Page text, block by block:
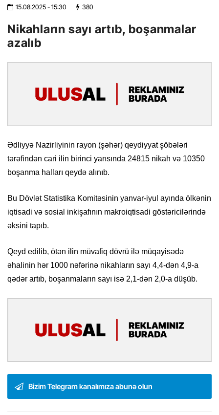
15.08.2025- 15:30 380
Nikahların sayı artıb, boşanmalar
azalıb
Ədliyyə Nazirliyinin rayon (şəhər) qeydiyyat şöbələri
tərəfindən cari ilin birinci yarısında 24815 nikah və 10350
boşanma halları qeydə alınıb.
Bu Dövlət Statistika Komitəsinin yanvar-iyul ayında ölkənin
iqtisadi və sosial inkişafının makroiqtisadi göstəricilərində
əksini tapıb.
Qeyd edilib, ötən ilin müvafiq dövrü ilə müqayisədə
əhalinin hər 1000 nəfərinə nikahların sayı 4,4-dən 4,9-a
qədər artıb, boşanmaların sayı isə 2,1-dən 2,0-a düşüb.
Bizim Telegram kanalımıza abunə olun